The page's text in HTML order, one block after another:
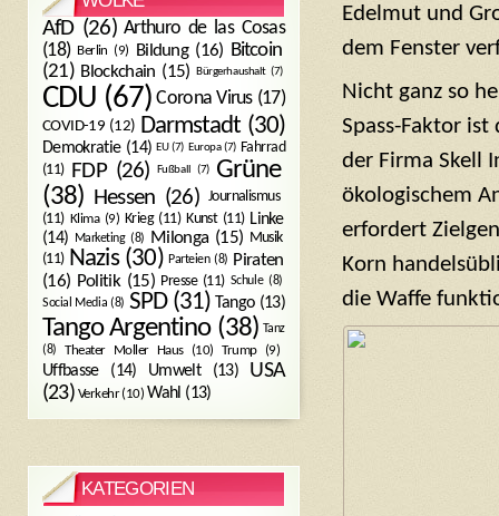
Edelmut und
dem Fenster
Nicht ganz so
Spass-Faktor
der Firma Skell
ökologischem
erfordert
Korn
die Waffe
AfD(26) Arthuro de las Cosas
(18) Berlin (9) Bildung(16) Bitcoin
(21) Blockchain (15) Bürgerhaushalt (7)
CDU (67) Corona Virus(17)
COVID-19 (12) Darmstadt (30)
Demokratie(14) EU(7) Europa(7) Fahrrad
(11)
FDP(26) Fußball (7)
Grüne
(38) Hessen (26) Journalismus
(11) Klima(9) Krieg(11) Kunst(11) Linke
(14) Marketing(8) Milonga(15) Musik
(11) Nazis(30) Parteien(8) Piraten
(16) Politik(15) Presse(11) Schule(8)
Social Media (8) SPD(31) Tango(13)
Tango Argentino(38) Tanz
(8)
Theater Moller Haus(10) Trump(9)
Uffbasse(14) Umwelt(13)
USA
(23) Verkehr(10) Wahl (13)
KATEGORIEN